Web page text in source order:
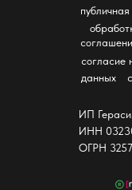
согласие
данных
ИП
ИНН
ОГРН